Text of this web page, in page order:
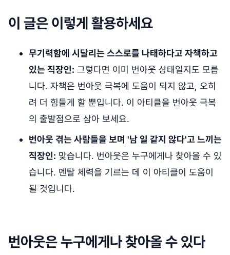
이 글은 이렇게 활용하세요
무기력함에 시달리는 스스로를 나태하다고 자책하고
있는 직장인: 그렇다면 이미 번아웃 상태일지도 모릅
니다. 자책은 번아웃 극복에 도움이 되지 않고, 오히
려 더 힘들게 할 뿐입니다. 이 아티클을 번아웃 극복
의 출발점으로 삼아 보세요.
번아웃 겪는 사람들을 보며 '남 일 같지 않다'고 느끼는
직장인: 맞습니다. 번아웃은 누구에게나 찾아올 수 있
습니다. 멘탈 체력을 기르는 데 이 아티클이 도움이
될 것입니다.
번아웃은 누구에게나 찾아올 수 있다